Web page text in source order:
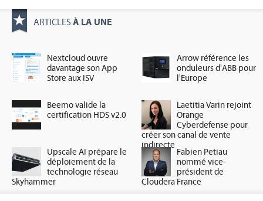
ARTICLES À LA UNE
Nextcloud ouvre
davantage son App
Store aux ISV
Arrow référence les
onduleurs d'ABB pour
l'Europe
Beemo valide la
certification HDS v2.0
Laetitia Varin rejoint
Orange
Cyberdefense pour
créer son canal de vente
indirecte
Upscale AI prépare le
déploiement de la
technologie réseau
Skyhammer
Fabien Petiau
nommé vice-
président de
Cloudera France